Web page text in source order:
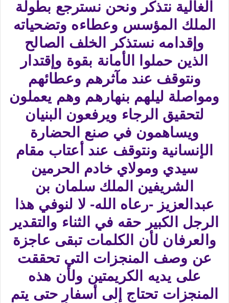
الغالية نتذكر ونحن نسترجع بطولة
الملك المؤسس وعطاءه وتضحياته
وإقدامه نستذكر الخلف الصالح
الذين حملوا الأمانة بقوة وإقتدار
ونتوقف عند مآثرهم وعطائهم
ومواصلة ليلهم بنهارهم وهم يعملون
لتحقيق الرجاء ويرفعون البنيان
ويساهمون في صنع الحضارة
الإنسانية ونتوقف عند أعتاب مقام
سيدي ومولاي خادم الحرمين
الشريفين الملك سلمان بن
عبدالعزيز -رعاه الله- لا لنوفي هذا
الرجل الكبير حقه في الثناء والتقدير
والعرفان لأن الكلمات تبقى عاجزة
عن وصف المنجزات التي تحققت
على يديه الكريمتين ولأن هذه
المنجزات تحتاج إلى أسفار حتى يتم